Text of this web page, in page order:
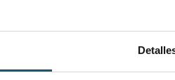
SNS, celebrada el 15
SNS, celebrada el 17
PARA SOLUCION